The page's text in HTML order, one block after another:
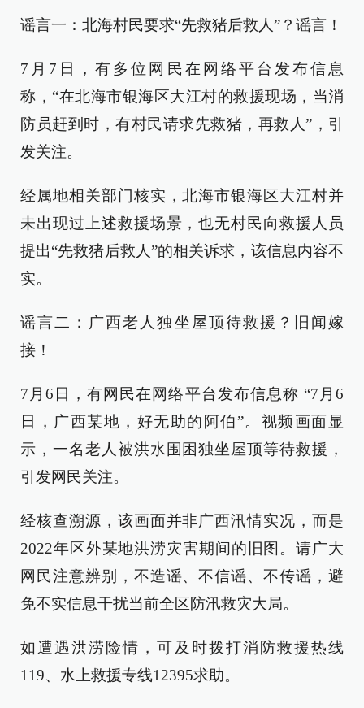
谣言一：北海村民要求“先救猪后救人”？谣言！
7月7日，有多位网民在网络平台发布信息
称，“在北海市银海区大江村的救援现场，当消
防员赶到时，有村民请求先救猪，再救人”，引
发关注。
经属地相关部门核实，北海市银海区大江村并
未出现过上述救援场景，也无村民向救援人员
提出“先救猪后救人”的相关诉求，该信息内容不
实。
谣言二：广西老人独坐屋顶待救援？旧闻嫁
接！
7月6日，有网民在网络平台发布信息称 “7月6
日，广西某地，好无助的阿伯”。视频画面显
示，一名老人被洪水围困独坐屋顶等待救援，
引发网民关注。
经核查溯源，该画面并非广西汛情实况，而是
2022年区外某地洪涝灾害期间的旧图。请广大
网民注意辨别，不造谣、不信谣、不传谣，避
免不实信息干扰当前全区防汛救灾大局。
如遭遇洪涝险情，可及时拨打消防救援热线
119、水上救援专线12395求助。